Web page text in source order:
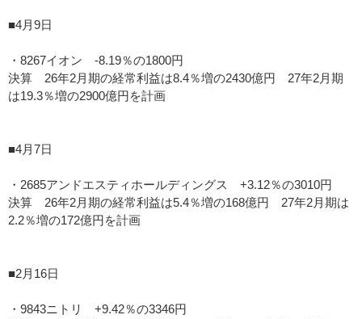
■4月9日
・8267イオン -8.19％の1800円
決算 26年2月期の経常利益は8.4％増の2430億円 27年2月期
は19.3％増の2900億円を計画
■4月7日
・2685アンドエスティホールディングス +3.12％の3010円
決算 26年2月期の経常利益は5.4％増の168億円 27年2月期は
2.2％増の172億円を計画
■2月16日
・9843ニトリ +9.42％の3346円